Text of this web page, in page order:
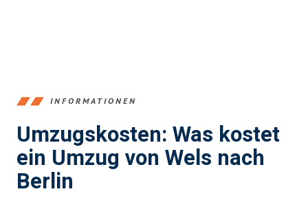
INFORMATIONEN
Umzugskosten: Was kostet
ein Umzug von Wels nach
Berlin